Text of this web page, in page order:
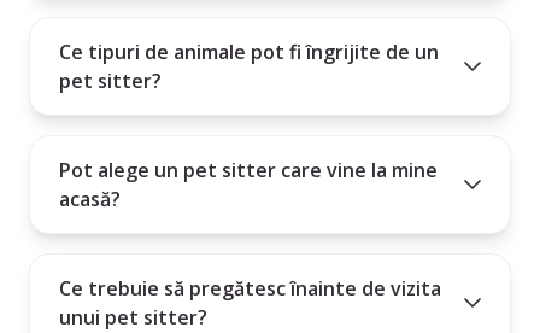
Ce tipuri de animale pot fi îngrijite de un
pet sitter?
Pot alege un pet sitter care vine la mine
acasă?
Ce trebuie să pregătesc înainte de vizita
unui pet sitter?